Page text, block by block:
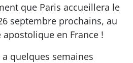
que Paris accueillera le
septembre prochains, au
en France !
quelques semaines